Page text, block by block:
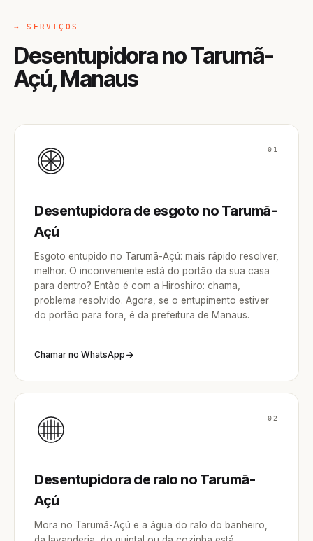
→ SERVIÇOS
Desentupidora no Tarumã-
Açú, Manaus
01
Desentupidora de esgoto no Tarumã-
Açú
Esgoto entupido no Tarumã-Açú: mais rápido resolver,
melhor. O inconveniente está do portão da sua casa
para dentro? Então é com a Hiroshiro: chama,
problema resolvido. Agora, se o entupimento estiver
do portão para fora, é da prefeitura de Manaus.
Chamar no WhatsApp
02
Desentupidora de ralo no Tarumã-
Açú
Mora no Tarumã-Açú e a água do ralo do banheiro,